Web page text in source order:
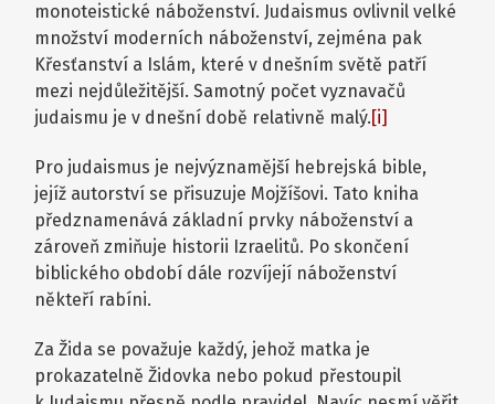
monoteistické náboženství. Judaismus ovlivnil velké
množství moderních náboženství, zejména pak
Křesťanství a Islám, které v dnešním světě patří
mezi nejdůležitější. Samotný počet vyznavačů
judaismu je v dnešní době relativně malý. [i]
Pro judaismus je nejvýznamější hebrejská bible,
jejíž autorství se přisuzuje Mojžíšovi. Tato kniha
předznamenává základní prvky náboženství a
zároveň zmiňuje historii Izraelitů. Po skončení
biblického období dále rozvíjejí náboženství
někteří rabíni.
Za Žida se považuje každý, jehož matka je
prokazatelně Židovka nebo pokud přestoupil